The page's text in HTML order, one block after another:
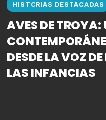
HISTORIAS DESTACADAS
AVES DE
DESDE LA VOZ
LAS INFANCIAS